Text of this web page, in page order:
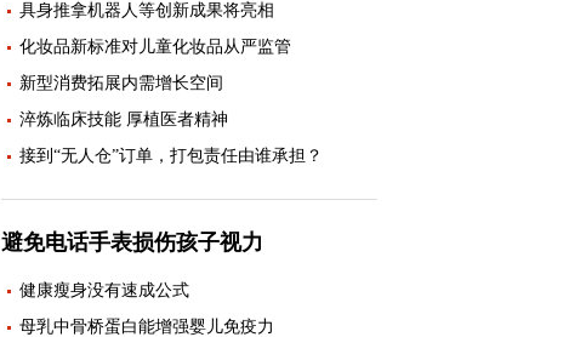
具身推拿机器人等创新成果将亮相
化妆品新标准对儿童化妆品从严监管
新型消费拓展内需增长空间
淬炼临床技能 厚植医者精神
接到“无人仓”订单，打包责任由谁承担？
避免电话手表损伤孩子视力
健康瘦身没有速成公式
母乳中骨桥蛋白能增强婴儿免疫力